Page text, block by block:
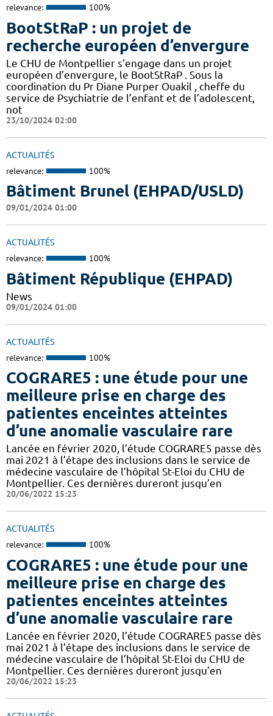
relevance: 100%
BootStRaP : un projet de
recherche européen d’envergure
Le CHU de Montpellier s’engage dans un projet
européen d’envergure, le BootStRaP . Sous la
coordination du Pr Diane Purper Ouakil , cheffe du
service de Psychiatrie de l’enfant et de l’adolescent,
not
23/10/2024 02:00
ACTUALITÉS
relevance: 100%
Bâtiment Brunel (EHPAD/USLD)
09/01/2024 01:00
ACTUALITÉS
relevance: 100%
Bâtiment République (EHPAD)
News
09/01/2024 01:00
ACTUALITÉS
relevance: 100%
COGRARE5 : une étude pour une
meilleure prise en charge des
patientes enceintes atteintes
d’une anomalie vasculaire rare
Lancée en février 2020, l’étude COGRARE5 passe dès
mai 2021 à l’étape des inclusions dans le service de
médecine vasculaire de l’hôpital St-Eloi du CHU de
Montpellier. Ces dernières dureront jusqu’en
20/06/2022 15:23
ACTUALITÉS
relevance: 100%
COGRARE5 : une étude pour une
meilleure prise en charge des
patientes enceintes atteintes
d’une anomalie vasculaire rare
Lancée en février 2020, l’étude COGRARE5 passe dès
mai 2021 à l’étape des inclusions dans le service de
médecine vasculaire de l’hôpital St-Eloi du CHU de
Montpellier. Ces dernières dureront jusqu’en
20/06/2022 15:23